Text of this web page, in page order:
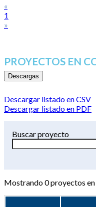
«
1
»
PROYECTOS EN
Descargas
Descargar listado en CSV
Descargar listado en PDF
Buscar proyecto
Mostrando0proyectos